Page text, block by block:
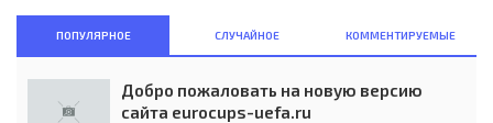
ПОПУЛЯРНОЕ СЛУЧАЙНОЕ КОММЕНТИРУЕМЫЕ
Добро пожаловать на новую версию
сайта eurocups-uefa.ru